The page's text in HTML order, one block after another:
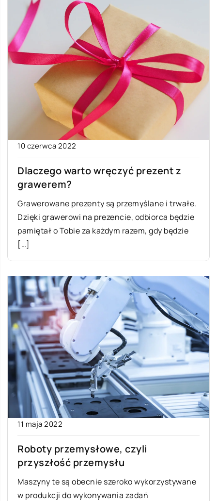
10 czerwca 2022
Dlaczego warto wręczyć prezent z
grawerem?
Grawerowane prezenty są przemyślane i trwałe.
Dzięki grawerowi na prezencie, odbiorca będzie
pamiętał o Tobie za każdym razem, gdy będzie
[…]
11 maja 2022
Roboty przemysłowe, czyli
przyszłość przemysłu
Maszyny te są obecnie szeroko wykorzystywane
w produkcji do wykonywania zadań